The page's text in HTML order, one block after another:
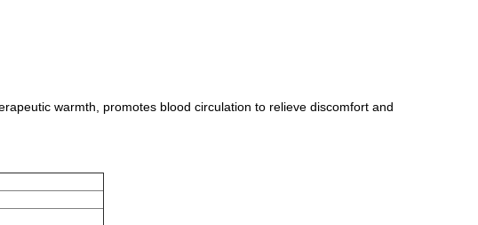
warmth, promotes blood circulation to relieve discomfort and